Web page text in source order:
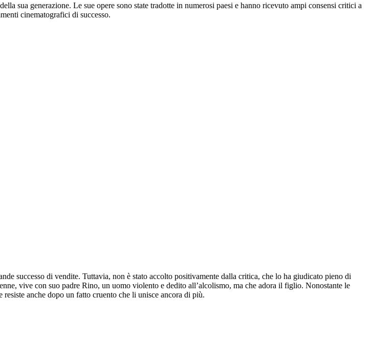
sua generazione. Le sue opere sono state tradotte in numerosi paesi e hanno ricevuto ampi consensi critici a
cinematografici di successo.
successo di vendite. Tuttavia, non è stato accolto positivamente dalla critica, che lo ha giudicato pieno di
vive con suo padre Rino, un uomo violento e dedito all’alcolismo, ma che adora il figlio. Nonostante le
anche dopo un fatto cruento che li unisce ancora di più.